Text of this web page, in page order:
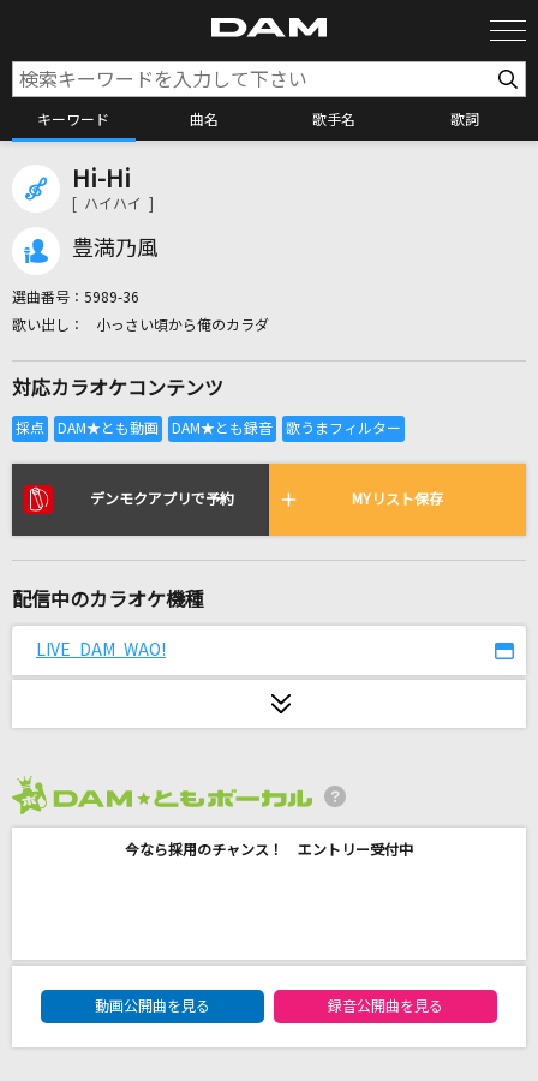
キーワード 曲名 歌手名 歌詞
全国りれき
リアルタイムで歌われている曲の一覧
口移しのチョコレート
[生音]クリスマスソング
Hi-Hi
[ ハイハイ ]
豊満乃風
選曲番号： 5989-36
小っさい頃から俺のカラダ
対応カラオケコンテンツ
デンモクアプリで予約 MYリスト保存
配信中のカラオケ機種
LIVE DAM WAO!
今なら採用のチャンス！ エントリー受付中
DAM★ともボーカルエントリーランキング
動画公開曲を見る
録音公開曲を見る